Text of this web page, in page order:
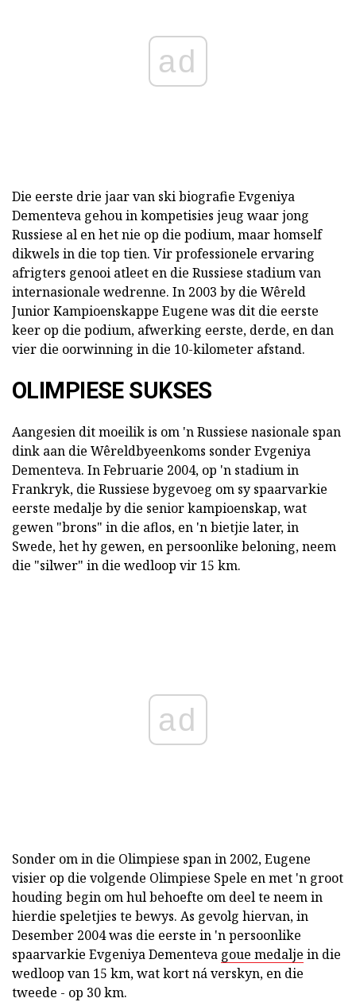
ad
Die eerste drie jaar van ski biografie Evgeniya
Dementeva gehou in kompetisies jeug waar jong
Russiese al en het nie op die podium, maar homself
dikwels in die top tien. Vir professionele ervaring
afrigters genooi atleet en die Russiese stadium van
internasionale wedrenne. In 2003 by die Wêreld
Junior Kampioenskappe Eugene was dit die eerste
keer op die podium, afwerking eerste, derde, en dan
vier die oorwinning in die 10-kilometer afstand.
OLIMPIESE SUKSES
Aangesien dit moeilik is om 'n Russiese nasionale span
dink aan die Wêreldbyeenkoms sonder Evgeniya
Dementeva. In Februarie 2004, op 'n stadium in
Frankryk, die Russiese bygevoeg om sy spaarvarkie
eerste medalje by die senior kampioenskap, wat
gewen "brons" in die aflos, en 'n bietjie later, in
Swede, het hy gewen, en persoonlike beloning, neem
die "silwer" in die wedloop vir 15 km.
ad
Sonder om in die Olimpiese span in 2002, Eugene
visier op die volgende Olimpiese Spele en met 'n groot
houding begin om hul behoefte om deel te neem in
hierdie speletjies te bewys. As gevolg hiervan, in
Desember 2004 was die eerste in 'n persoonlike
spaarvarkie Evgeniya Dementeva goue medalje in die
wedloop van 15 km, wat kort ná verskyn, en die
tweede - op 30 km.